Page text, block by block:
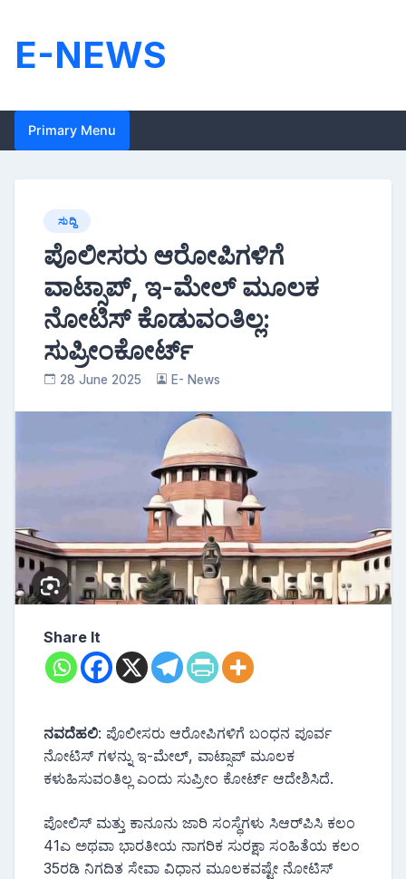
content
E-NEWS
Primary Menu
ಸುದ್ದಿ
ಪೊಲೀಸರು ಆರೋಪಿಗಳಿಗೆ
ವಾಟ್ಸಾಪ್, ಇ-ಮೇಲ್ ಮೂಲಕ
ನೋಟಿಸ್‌ ಕೊಡುವಂತಿಲ್ಲ:
ಸುಪ್ರೀಂಕೋರ್ಟ್
28 June 2025 E- News
Share It
ನವದೆಹಲಿ: ಪೊಲೀಸರು ಆರೋಪಿಗಳಿಗೆ ಬಂಧನ ಪೂರ್ವ
ನೋಟಿಸ್ ಗಳನ್ನು ಇ-ಮೇಲ್, ವಾಟ್ಸಾಪ್ ಮೂಲಕ
ಕಳುಹಿಸುವಂತಿಲ್ಲ ಎಂದು ಸುಪ್ರೀಂ ಕೋರ್ಟ್ ಆದೇಶಿಸಿದೆ.
ಪೋಲಿಸ್ ಮತ್ತು ಕಾನೂನು ಜಾರಿ ಸಂಸ್ಥೆಗಳು ಸಿಆರ್‌ಪಿಸಿ ಕಲಂ
41ಎ ಅಥವಾ ಭಾರತೀಯ ನಾಗರಿಕ ಸುರಕ್ಷಾ ಸಂಹಿತೆಯ ಕಲಂ
35ರಡಿ ನಿಗದಿತ ಸೇವಾ ವಿಧಾನ ಮೂಲಕವಷ್ಟೇ ನೋಟಿಸ್‌